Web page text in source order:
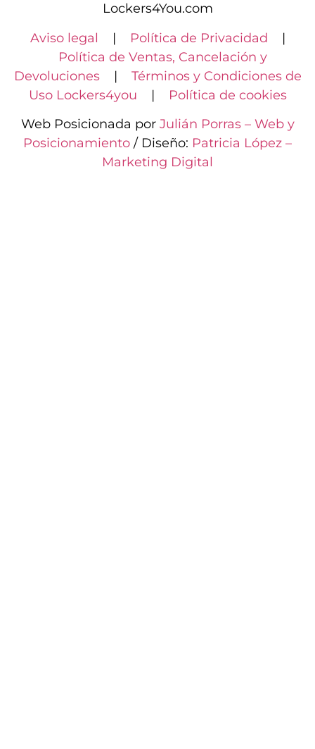
Lockers4You.com
Aviso legal | Política de Privacidad |
Política de Ventas, Cancelación y
Devoluciones| Términos y Condiciones de
Uso Lockers4you |
Política de cookies
Web Posicionada por Julián Porras – Web y
Posicionamiento / Diseño: Patricia López –
Marketing Digital